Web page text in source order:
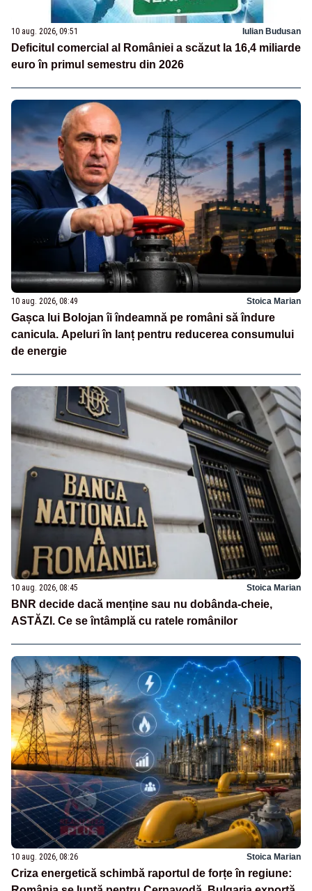
10 aug. 2026, 09:51 Iulian Budusan
Deficitul comercial al României a scăzut la 16,4 miliarde
euro în primul semestru din 2026
10 aug. 2026, 08:49 Stoica Marian
Gașca lui Bolojan îi îndeamnă pe români să îndure
canicula. Apeluri în lanț pentru reducerea consumului
de energie
10 aug. 2026, 08:45 Stoica Marian
BNR decide dacă menține sau nu dobânda-cheie,
ASTĂZI. Ce se întâmplă cu ratele românilor
10 aug. 2026, 08:26 Stoica Marian
Criza energetică schimbă raportul de forțe în regiune: